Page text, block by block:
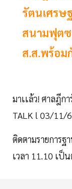
รัตนเศรษ
สนามฟุต
ส.ส.พร้อม
มาเเล้ว! ศาลฎี
TALK l 03/11/
ติดตามรายการ
เวลา 11.10 เป็